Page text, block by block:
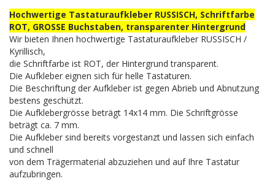
Hochwertige Tastaturaufkleber RUSSISCH, Schriftfarbe
ROT, GROSSE Buchstaben, transparenter Hintergrund
Wir bieten Ihnen hochwertige Tastaturaufkleber RUSSISCH /
Kyrillisch,
die Schriftfarbe ist ROT, der Hintergrund transparent.
Die Aufkleber eignen sich für helle Tastaturen.
Die Beschriftung der Aufkleber ist gegen Abrieb und Abnutzung
bestens geschützt.
Die Aufklebergrösse beträgt 14x14 mm. Die Schriftgrösse
beträgt ca. 7 mm.
Die Aufkleber sind bereits vorgestanzt und lassen sich einfach
und schnell
von dem Trägermaterial abzuziehen und auf Ihre Tastatur
aufzubringen.